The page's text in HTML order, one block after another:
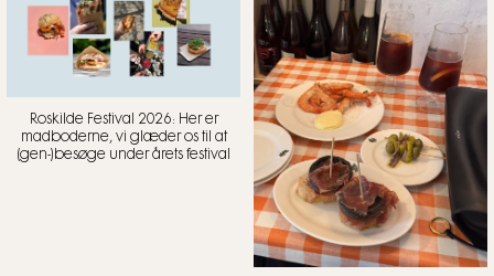
Roskilde Festival 2026: Her er
madboderne, vi glæder os til at
(gen-)besøge under årets festival